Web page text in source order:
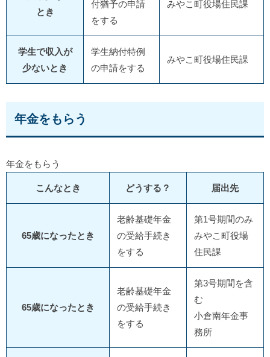
とき
付猶予の申請
をする
みやこ町役場住民課
学生で収入が
少ないとき
学生納付特例
の申請をする
みやこ町役場住民課
年金をもらう
年金をもらう
こんなとき どうする？ 届出先
65歳になったとき
老齢基礎年金
の受給手続き
をする
第1号期間のみ
みやこ町役場
住民課
65歳になったとき
老齢基礎年金
の受給手続き
をする
第3号期間を含
む
小倉南年金事
務所